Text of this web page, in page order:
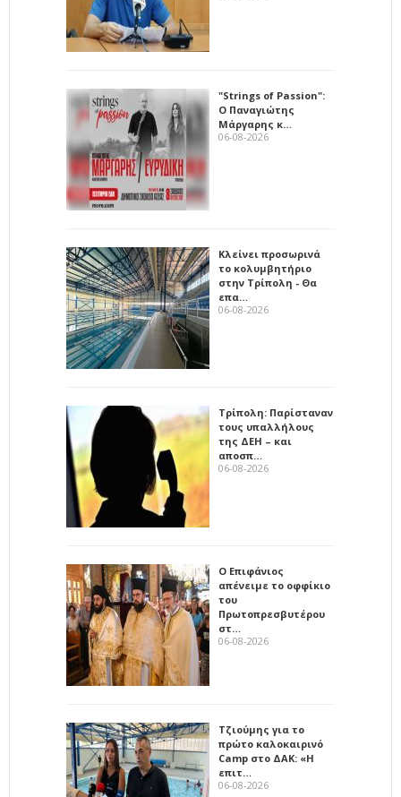
"Strings of Passion":
Ο Παναγιώτης
Μάργαρης κ…
06-08-2026
Κλείνει προσωρινά
το κολυμβητήριο
στην Τρίπολη - Θα
επα…
06-08-2026
Τρίπολη: Παρίσταναν
τους υπαλλήλους
της ΔΕΗ – και
αποσπ…
06-08-2026
Ο Επιφάνιος
απένειμε το οφφίκιο
του
Πρωτοπρεσβυτέρου
στ…
06-08-2026
Τζιούμης για το
πρώτο καλοκαιρινό
Camp στο ΔΑΚ: «Η
επιτ…
06-08-2026